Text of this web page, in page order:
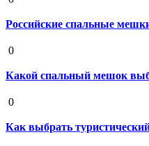
Российские спальные
0
Какой спальный мешок
0
Как выбрать